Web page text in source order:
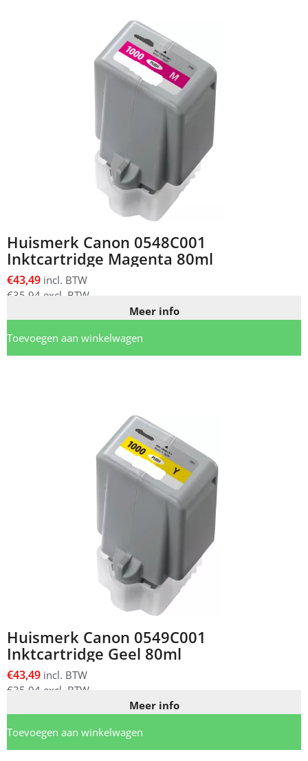
Huismerk Canon 0548C001
Inktcartridge Magenta 80ml
€43,49 incl. BTW
€35,94 excl. BTW
Meer info
Toevoegen aan winkelwagen
Huismerk Canon 0549C001
Inktcartridge Geel 80ml
€43,49 incl. BTW
€35,94 excl. BTW
Meer info
Toevoegen aan winkelwagen